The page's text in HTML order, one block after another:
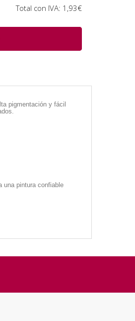
Total con IVA: 1,93€
pigmentación y fácil
una pintura confiable